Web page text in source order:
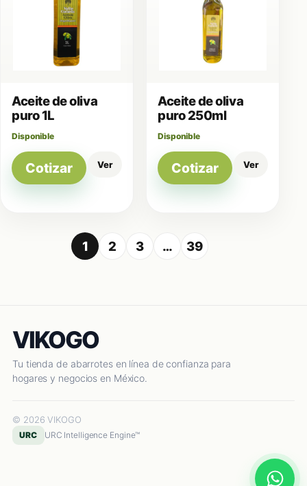
Aceite de oliva
puro 1L
Disponible
Cotizar Ver
Aceite de oliva
puro 250ml
Disponible
Cotizar Ver
1 2 3 … 39
VIKOGO
Tu tienda de abarrotes en línea de confianza para
hogares y negocios en México.
© 2026 VIKOGO
URC URC Intelligence Engine™